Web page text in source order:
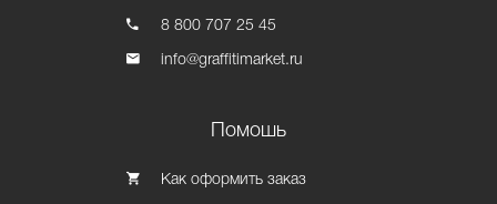
8 800 707 25 45
info@graffitimarket.ru
Помошь
Как оформить заказ